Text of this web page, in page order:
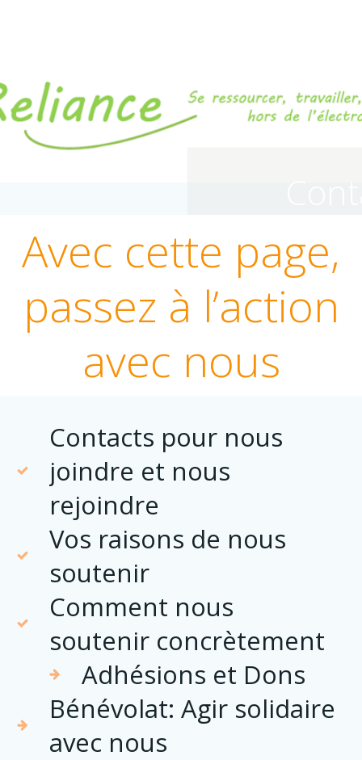
Avec cette page,
passez à l’action
avec nous
Contacts pour nous
joindre et nous
rejoindre
Vos raisons de nous
soutenir
Comment nous
soutenir concrètement
Adhésions et Dons
Bénévolat: Agir solidaire
avec nous